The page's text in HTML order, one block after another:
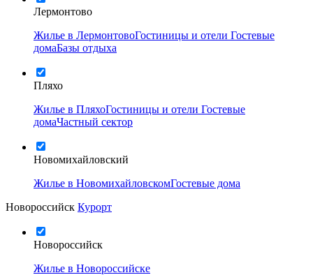
Лермонтово
Жилье в ЛермонтовоГостиницы и отели Гостевые
домаБазы отдыха
Пляхо
Жилье в ПляхоГостиницы и отели Гостевые
домаЧастный сектор
Новомихайловский
Жилье в НовомихайловскомГостевые дома
Новороссийск Курорт
Новороссийск
Жилье в Новороссийске